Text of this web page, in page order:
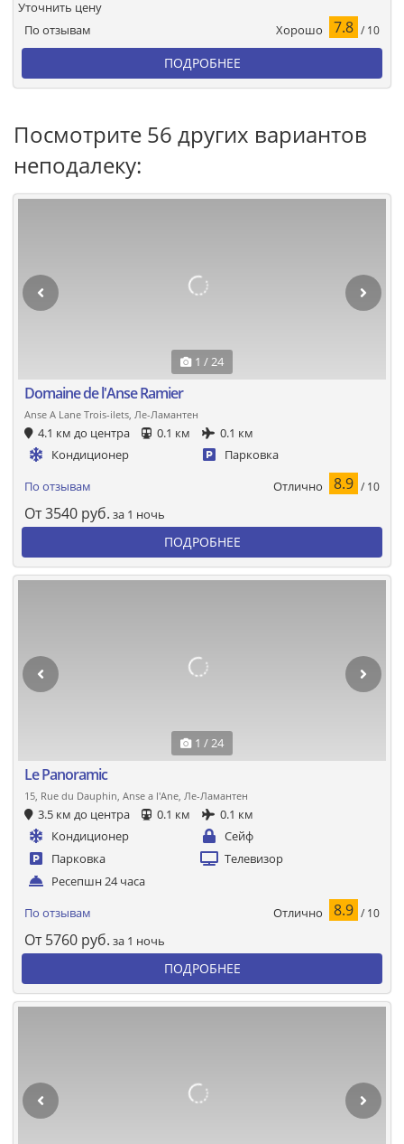
По отзывам Хорошо 7.8 / 10
Уточнить цену
ПОДРОБНЕЕ
Посмотрите 56 других вариантов
неподалеку:
1 / 24
Domaine de l'Anse Ramier
Anse A Lane Trois-ilets, Ле-Ламантен
4.1 км до центра 0.1 км
0.1 км
Кондиционер
Парковка
По отзывам Отлично 8.9 / 10
От3540 руб. за 1 ночь
ПОДРОБНЕЕ
1 / 24
Le Panoramic
15, Rue du Dauphin, Anse a l'Ane, Ле-Ламантен
3.5 км до центра 0.1 км
0.1 км
Кондиционер
Сейф
Парковка
Телевизор
Ресепшн 24 часа
По отзывам Отлично 8.9 / 10
От 5760 руб. за 1 ночь
ПОДРОБНЕЕ